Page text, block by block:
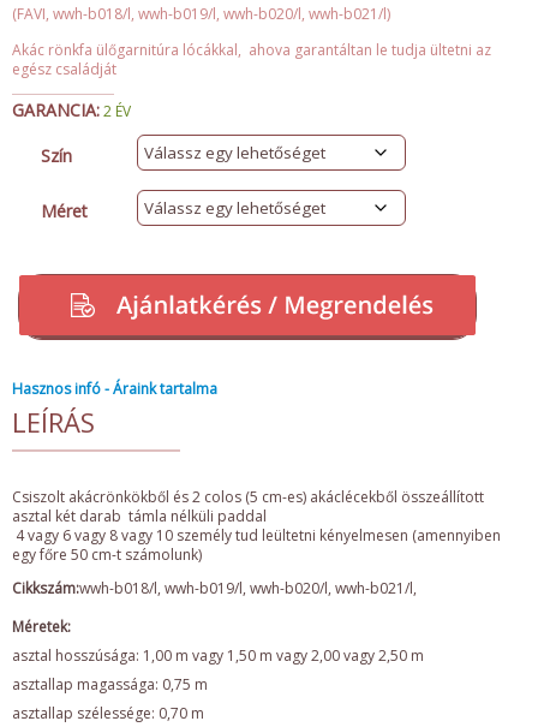
(FAVI, wwh-b018/l, wwh-b019/l, wwh-b020/l, wwh-b021/l)
Akác rönkfa ülőgarnitúra lócákkal, ahova garantáltan le tudja ültetni az
egész családját
GARANCIA:2 ÉV
Szín
Méret
Hasznos infó - Áraink tartalma
LEÍRÁS
Csiszolt akácrönkökből és 2 colos (5 cm-es) akáclécekből összeállított
asztal két darab támla nélküli paddal
4 vagy 6 vagy 8 vagy 10 személy tud leültetni kényelmesen (amennyiben
egy főre 50 cm-t számolunk)
Cikkszám:wwh-b018/l, wwh-b019/l, wwh-b020/l, wwh-b021/l,
Méretek:
asztal hosszúsága: 1,00 m vagy 1,50 m vagy 2,00 vagy 2,50 m
asztallap magassága: 0,75 m
asztallap szélessége: 0,70 m